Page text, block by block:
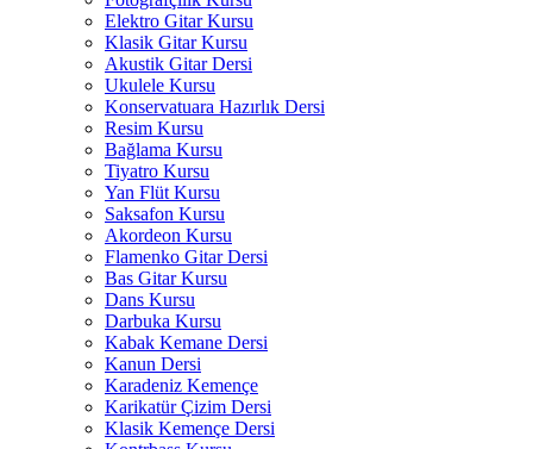
Elektro Gitar Kursu
Klasik Gitar Kursu
Akustik Gitar Dersi
Ukulele Kursu
Konservatuara Hazırlık Dersi
Resim Kursu
Bağlama Kursu
Tiyatro Kursu
Yan Flüt Kursu
Saksafon Kursu
Akordeon Kursu
Flamenko Gitar Dersi
Bas Gitar Kursu
Dans Kursu
Darbuka Kursu
Kabak Kemane Dersi
Kanun Dersi
Karadeniz Kemençe
Karikatür Çizim Dersi
Klasik Kemençe Dersi